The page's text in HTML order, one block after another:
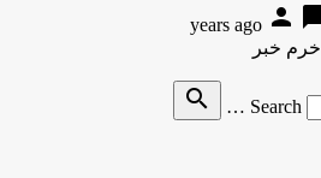
person
Search …
search